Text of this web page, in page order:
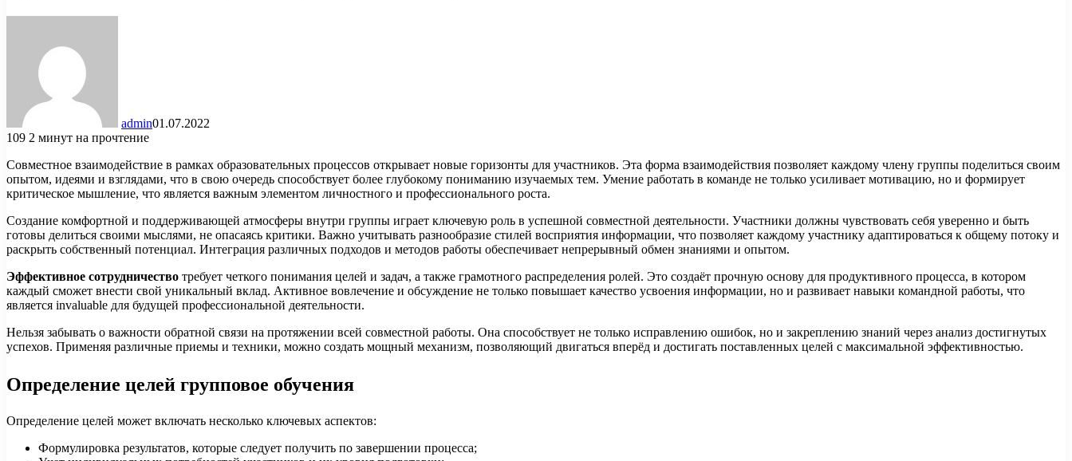
admin01.07.2022
109 2 минут на прочтение
Совместное взаимодействие в рамках образовательных процессов открывает новые горизонты для участников. Эта форма взаимодействия позволяет каждому члену группы поделиться своим
опытом, идеями и взглядами, что в свою очередь способствует более глубокому пониманию изучаемых тем. Умение работать в команде не только усиливает мотивацию, но и формирует
критическое мышление, что является важным элементом личностного и профессионального роста.
Создание комфортной и поддерживающей атмосферы внутри группы играет ключевую роль в успешной совместной деятельности. Участники должны чувствовать себя уверенно и быть
готовы делиться своими мыслями, не опасаясь критики. Важно учитывать разнообразие стилей восприятия информации, что позволяет каждому участнику адаптироваться к общему потоку и
раскрыть собственный потенциал. Интеграция различных подходов и методов работы обеспечивает непрерывный обмен знаниями и опытом.
Эффективное сотрудничество требует четкого понимания целей и задач, а также грамотного распределения ролей. Это создаёт прочную основу для продуктивного процесса, в котором
каждый сможет внести свой уникальный вклад. Активное вовлечение и обсуждение не только повышает качество усвоения информации, но и развивает навыки командной работы, что
является invaluable для будущей профессиональной деятельности.
Нельзя забывать о важности обратной связи на протяжении всей совместной работы. Она способствует не только исправлению ошибок, но и закреплению знаний через анализ достигнутых
успехов. Применяя различные приемы и техники, можно создать мощный механизм, позволяющий двигаться вперёд и достигать поставленных целей с максимальной эффективностью.
Определение целей групповое обучения
Определение целей может включать несколько ключевых аспектов:
Формулировка результатов, которые следует получить по завершении процесса;